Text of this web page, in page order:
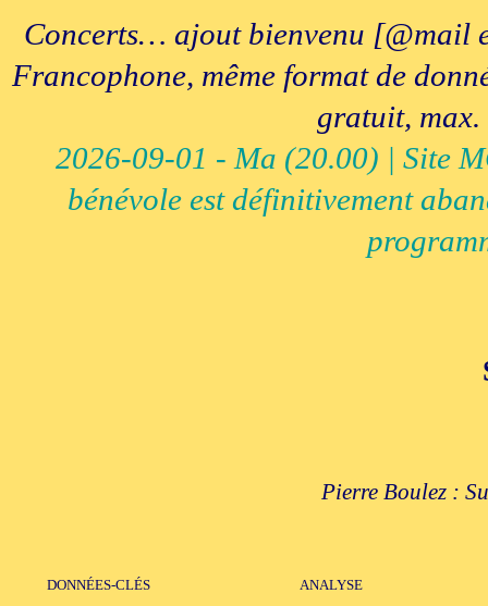
Concerts… ajout bienvenu [@mail
Francophone, même format de
gratuit,
2026-09-01 - Ma (20.00) | Site
bénévole est définitivement
Pierre Boulez :
DONNÉES-CLÉS ANALYSE